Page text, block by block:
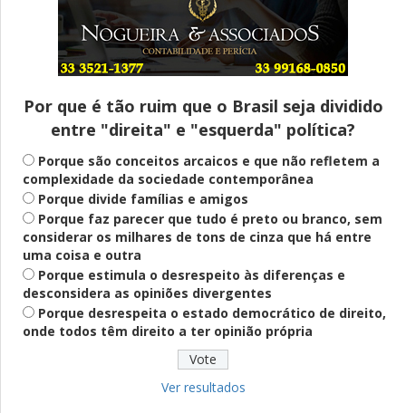
Entenda
Pix Pensão Alimentícia: entenda o que é
e como solicitar
Saúde Mental
Plataforma oferece escuta em saúde
mental para jovens no SUS Digital
Definido
PT lança Patrus Ananias como candidato
ao governo de Minas Gerais
Fies: pré-selecionados têm até terça
para complementar informações
Por que é tão ruim que o Brasil seja dividido
entre "direita" e "esquerda" política?
Porque são conceitos arcaicos e que não refletem a
complexidade da sociedade contemporânea
Porque divide famílias e amigos
Porque faz parecer que tudo é preto ou branco, sem
considerar os milhares de tons de cinza que há entre
uma coisa e outra
Porque estimula o desrespeito às diferenças e
desconsidera as opiniões divergentes
Porque desrespeita o estado democrático de direito,
onde todos têm direito a ter opinião própria
Ver resultados